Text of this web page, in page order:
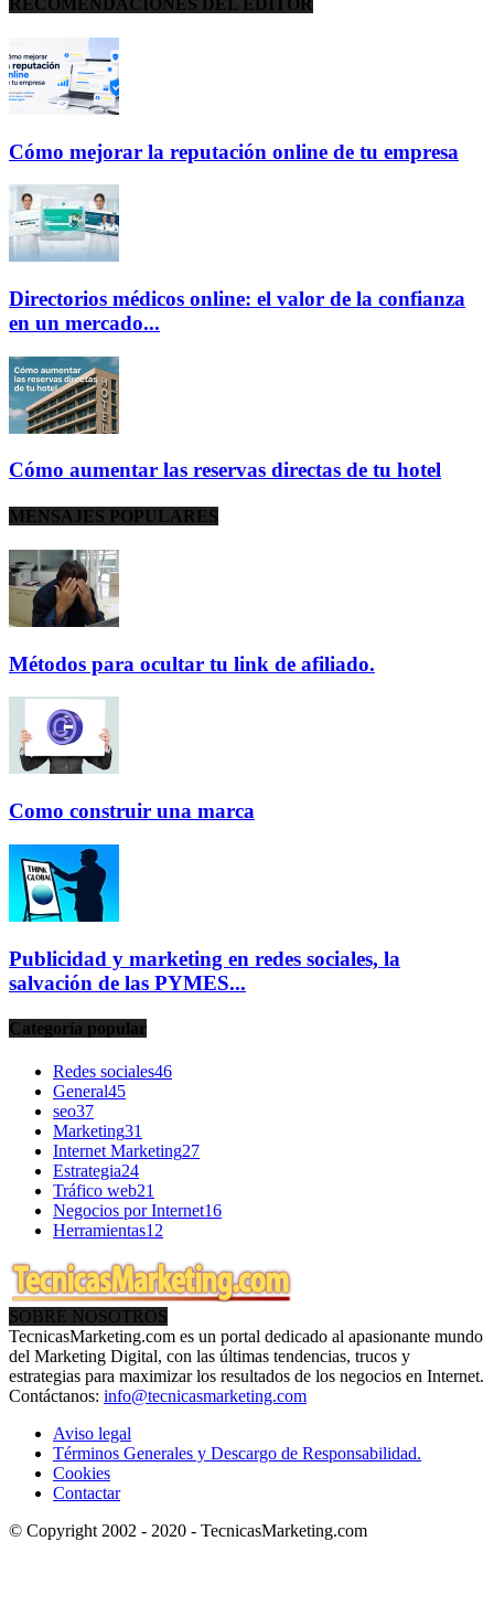
Cómo mejorar la reputación online de tu empresa
Directorios médicos online: el valor de la confianza
en un mercado...
Cómo aumentar las reservas directas de tu hotel
MENSAJES POPULARES
Métodos para ocultar tu link de afiliado.
Como construir una marca
Publicidad y marketing en redes sociales, la
salvación de las PYMES...
Categoría popular
Redes sociales46
General45
seo37
Marketing31
Internet Marketing27
Estrategia24
Tráfico web21
Negocios por Internet16
Herramientas12
SOBRE NOSOTROS
TecnicasMarketing.com es un portal dedicado al apasionante mundo
del Marketing Digital, con las últimas tendencias, trucos y
estrategias para maximizar los resultados de los negocios en Internet.
Contáctanos: info@tecnicasmarketing.com
Aviso legal
Términos Generales y Descargo de Responsabilidad.
Cookies
Contactar
© Copyright 2002 - 2020 - TecnicasMarketing.com